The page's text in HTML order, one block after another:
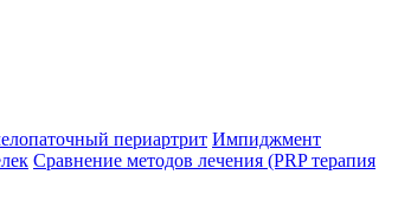
периартрит Импиджмент
Сравнение методов лечения (PRP терапия